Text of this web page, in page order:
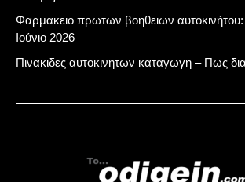
Φαρμακειο πρωτων βοηθειων αυτοκινήτου:
Ιούνιο 2026
Πινακιδες αυτοκινητων καταγωγη – Πως